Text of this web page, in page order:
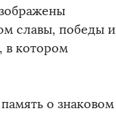
славы, победы и
в котором
о знаковом